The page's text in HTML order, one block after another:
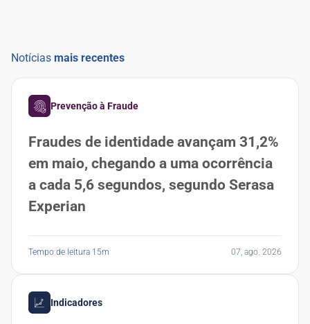
Notícias mais recentes
Prevenção à Fraude
Fraudes de identidade avançam 31,2%
em maio, chegando a uma ocorrência
a cada 5,6 segundos, segundo Serasa
Experian
Tempo de leitura 15m 07, ago. 2026
Indicadores